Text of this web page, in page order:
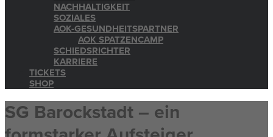
NACHHALTIGKEIT
SOZIALES
AOK-GESUNDHEITSPARTNER
AOK SPATZENCAMP
SCHIEDSRICHTER
KARRIERE
TICKETS
SHOP
SG Barockstadt – ein